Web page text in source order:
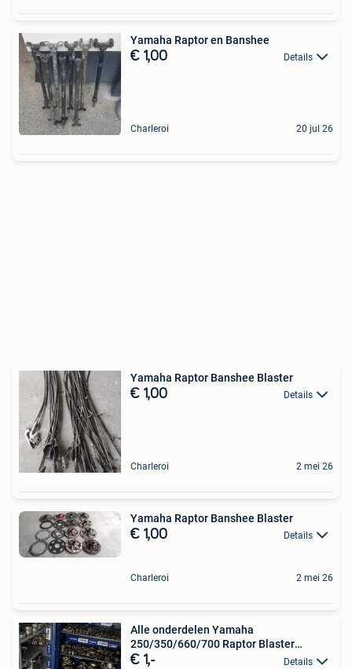
Yamaha Raptor en Banshee
€ 1,00 Details
Charleroi 20 jul 26
Yamaha Raptor Banshee Blaster
€ 1,00 Details
Charleroi 2 mei 26
Yamaha Raptor Banshee Blaster
€ 1,00 Details
Charleroi 2 mei 26
Alle onderdelen Yamaha
250/350/660/700 Raptor Blaster
Banshe
€ 1,- Details